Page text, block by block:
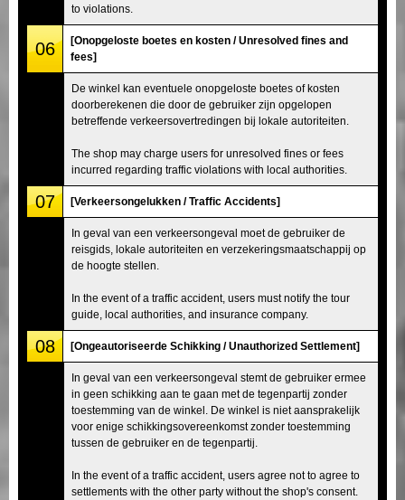
to violations.
06
[Onopgeloste boetes en kosten / Unresolved fines and
fees]
De winkel kan eventuele onopgeloste boetes of kosten
doorberekenen die door de gebruiker zijn opgelopen
betreffende verkeersovertredingen bij lokale autoriteiten.
The shop may charge users for unresolved fines or fees
incurred regarding traffic violations with local authorities.
07 [Verkeersongelukken / Traffic Accidents]
In geval van een verkeersongeval moet de gebruiker de
reisgids, lokale autoriteiten en verzekeringsmaatschappij op
de hoogte stellen.
In the event of a traffic accident, users must notify the tour
guide, local authorities, and insurance company.
08 [Ongeautoriseerde Schikking / Unauthorized Settlement]
In geval van een verkeersongeval stemt de gebruiker ermee
in geen schikking aan te gaan met de tegenpartij zonder
toestemming van de winkel. De winkel is niet aansprakelijk
voor enige schikkingsovereenkomst zonder toestemming
tussen de gebruiker en de tegenpartij.
In the event of a traffic accident, users agree not to agree to
settlements with the other party without the shop's consent.